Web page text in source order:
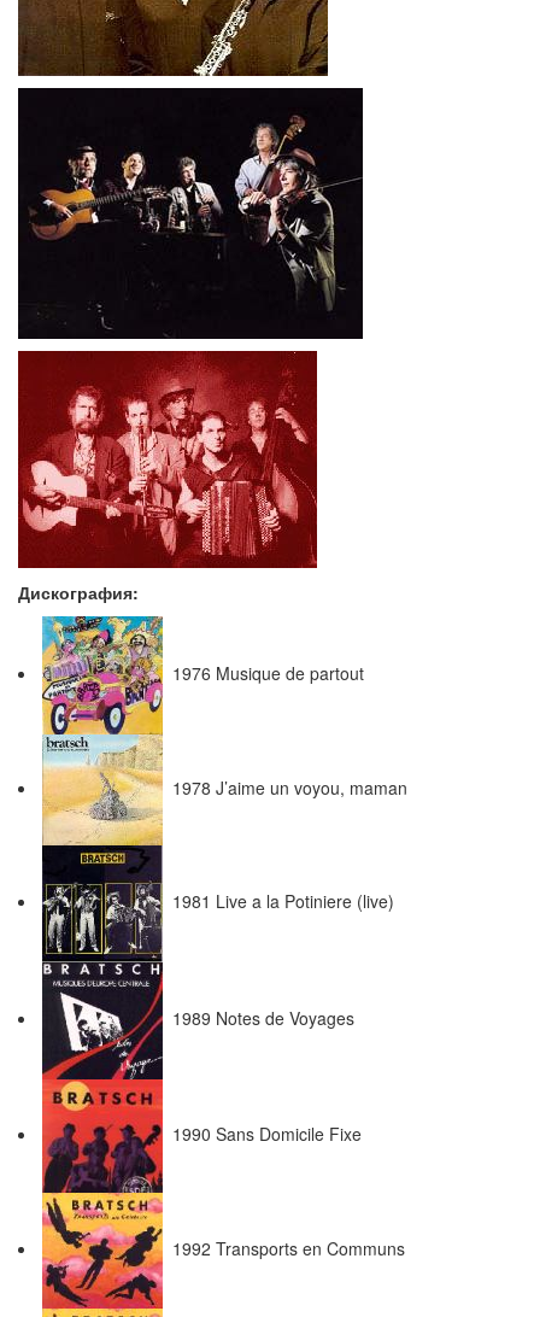
Дискография:
1976 Musique de partout
1978 J’aime un voyou, maman
1981 Live a la Potiniere (live)
1989 Notes de Voyages
1990 Sans Domicile Fixe
1992 Transports en Communs